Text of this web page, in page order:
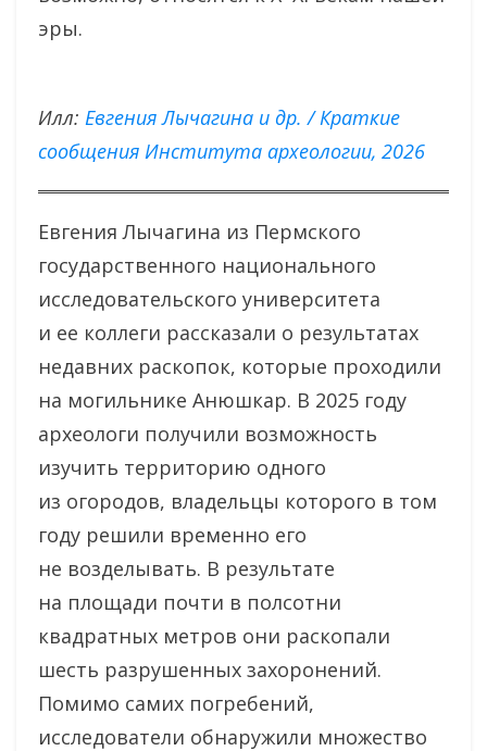
эры.
Илл: Евгения Лычагина и др. / Краткие
сообщения Института археологии, 2026
Евгения Лычагина из Пермского
государственного национального
исследовательского университета
и ее коллеги рассказали о результатах
недавних раскопок, которые проходили
на могильнике Анюшкар. В 2025 году
археологи получили возможность
изучить территорию одного
из огородов, владельцы которого в том
году решили временно его
не возделывать. В результате
на площади почти в полсотни
квадратных метров они раскопали
шесть разрушенных захоронений.
Помимо самих погребений,
исследователи обнаружили множество